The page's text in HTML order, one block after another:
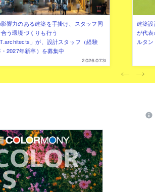
響力のある建築を手掛け、スタッフ同
う環境づくりも行う
」が、設計スタッフ（経験
2027年新卒）を募集中
2026.07.31
建築
が代
ルタ